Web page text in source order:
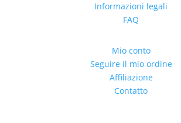
Informazioni legali
FAQ
Mio conto
Seguire il mio ordine
Affiliazione
Contatto